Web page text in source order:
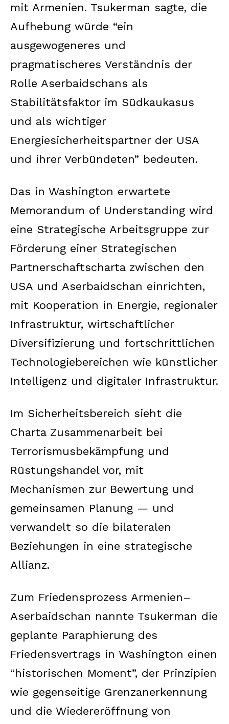
mit Armenien. Tsukerman sagte, die
Aufhebung würde “ein
ausgewogeneres und
pragmatischeres Verständnis der
Rolle Aserbaidschans als
Stabilitätsfaktor im Südkaukasus
und als wichtiger
Energiesicherheitspartner der USA
und ihrer Verbündeten” bedeuten.
Das in Washington erwartete
Memorandum of Understanding wird
eine Strategische Arbeitsgruppe zur
Förderung einer Strategischen
Partnerschaftscharta zwischen den
USA und Aserbaidschan einrichten,
mit Kooperation in Energie, regionaler
Infrastruktur, wirtschaftlicher
Diversifizierung und fortschrittlichen
Technologiebereichen wie künstlicher
Intelligenz und digitaler Infrastruktur.
Im Sicherheitsbereich sieht die
Charta Zusammenarbeit bei
Terrorismusbekämpfung und
Rüstungs­handel vor, mit
Mechanismen zur Bewertung und
gemeinsamen Planung — und
verwandelt so die bilateralen
Beziehungen in eine strategische
Allianz.
Zum Friedensprozess Armenien–
Aserbaidschan nannte Tsukerman die
geplante Paraphierung des
Friedensvertrags in Washington einen
“historischen Moment”, der Prinzipien
wie gegenseitige Grenzanerkennung
und die Wiedereröffnung von